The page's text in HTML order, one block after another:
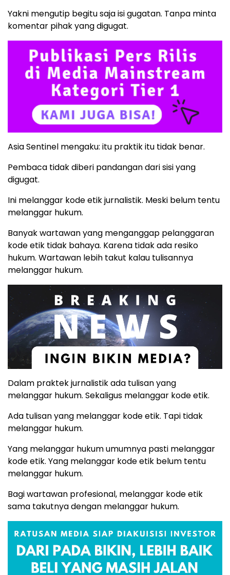
Yakni mengutip begitu saja isi gugatan. Tanpa minta
komentar pihak yang digugat.
Asia Sentinel mengaku: itu praktik itu tidak benar.
Pembaca tidak diberi pandangan dari sisi yang
digugat.
Ini melanggar kode etik jurnalistik. Meski belum tentu
melanggar hukum.
Banyak wartawan yang menganggap pelanggaran
kode etik tidak bahaya. Karena tidak ada resiko
hukum. Wartawan lebih takut kalau tulisannya
melanggar hukum.
Dalam praktek jurnalistik ada tulisan yang
melanggar hukum. Sekaligus melanggar kode etik.
Ada tulisan yang melanggar kode etik. Tapi tidak
melanggar hukum.
Yang melanggar hukum umumnya pasti melanggar
kode etik. Yang melanggar kode etik belum tentu
melanggar hukum.
Bagi wartawan profesional, melanggar kode etik
sama takutnya dengan melanggar hukum.